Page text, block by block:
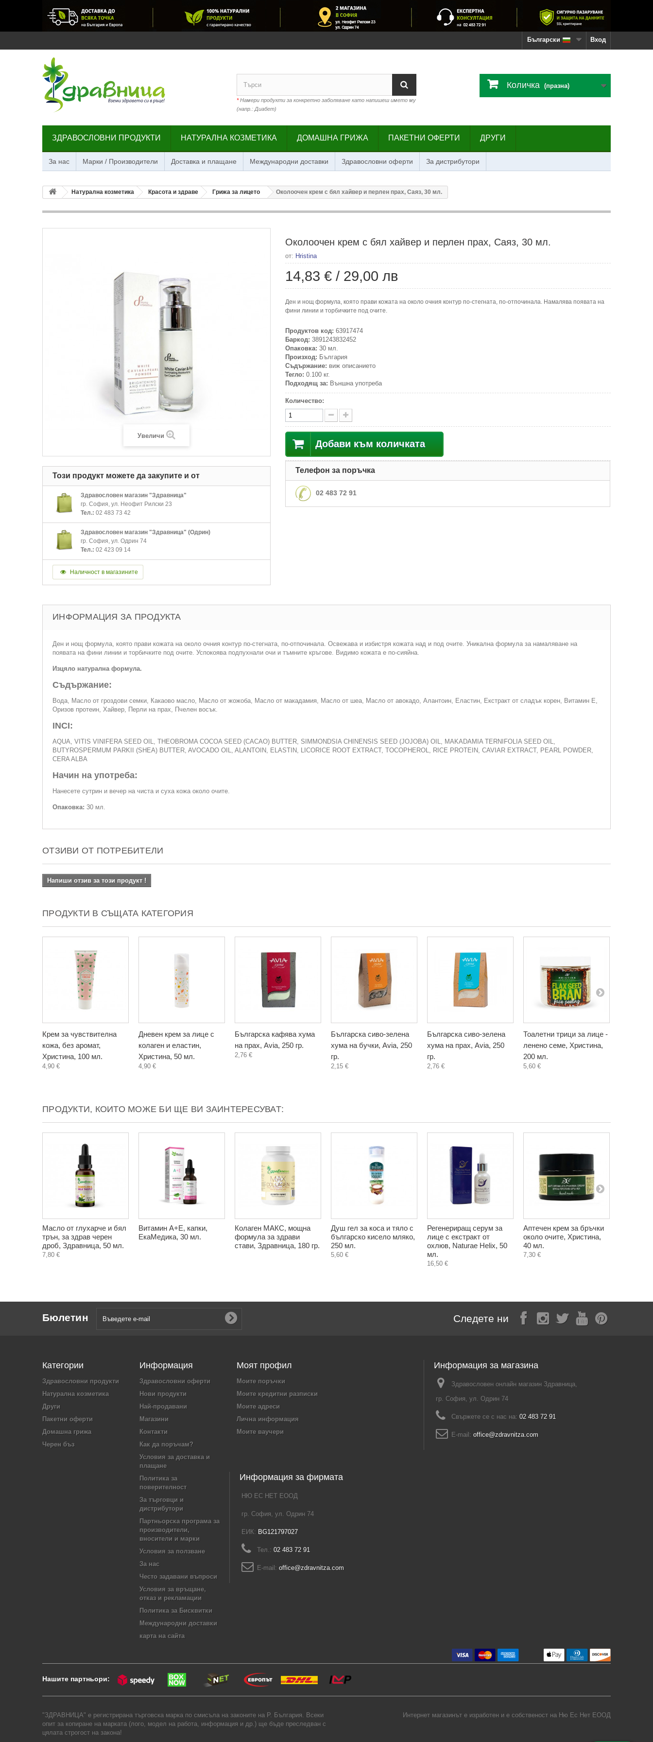
Вход
Български
*Намери продукти за конкретно заболяване като напишеш името му
(напр.: Диабет)
Количка (празна)
ЗДРАВОСЛОВНИ ПРОДУКТИ НАТУРАЛНА КОЗМЕТИКА ДОМАШНА ГРИЖА ПАКЕТНИ ОФЕРТИ ДРУГИ
За нас Марки / Производители Доставка и плащане Международни доставки Здравословни оферти За дистрибутори
Натурална козметика Красота и здраве Грижа за лицето Околоочен крем с бял хайвер и перлен прах, Саяз, 30 мл.
Увеличи
Този продукт можете да закупите и от
Здравословен магазин "Здравница"
гр. София, ул. Неофит Рилски 23
Тел.: 02 483 73 42
Здравословен магазин "Здравница" (Одрин)
гр. София, ул. Одрин 74
Тел.: 02 423 09 14
Наличност в магазините
Околоочен крем с бял хайвер и перлен прах, Саяз, 30 мл.
от: Hristina
14,83 € / 29,00 лв
Ден и нощ формула, която прави кожата на около очния контур по-стегната, по-отпочинала. Намалява появата на
фини линии и торбичките под очите.
Продуктов код: 63917474
Баркод: 3891243832452
Опаковка: 30 мл.
Произход: България
Съдържание: виж описанието
Тегло: 0.100 кг.
Подходящ за: Външна употреба
Количество:
Добави към количката
Телефон за поръчка
02 483 72 91
ИНФОРМАЦИЯ ЗА ПРОДУКТА
Ден и нощ формула, която прави кожата на около очния контур по-стегната, по-отпочинала. Освежава и избистря кожата над и под очите. Уникална формула за намаляване на
появата на фини линии и торбичките под очите. Успокоява подпухнали очи и тъмните кръгове. Видимо кожата е по-сияйна.
Изцяло натурална формула.
Съдържание:
Вода, Масло от гроздови семки, Какаово масло, Масло от жожоба, Масло от макадамия, Масло от шеа, Масло от авокадо, Алантоин, Еластин, Екстракт от сладък корен, Витамин Е,
Оризов протеин, Хайвер, Перли на прах, Пчелен восък.
INCI:
AQUA, VITIS VINIFERA SEED OIL, THEOBROMA COCOA SEED (CACAO) BUTTER, SIMMONDSIA CHINENSIS SEED (JOJOBA) OIL, MAKADAMIA TERNIFOLIA SEED OIL,
BUTYROSPERMUM PARKII (SHEA) BUTTER, AVOCADO OIL, ALANTOIN, ELASTIN, LICORICE ROOT EXTRACT, TOCOPHEROL, RICE PROTEIN, CAVIAR EXTRACT, PEARL POWDER,
CERA ALBA
Начин на употреба:
Нанесете сутрин и вечер на чиста и суха кожа около очите.
Опаковка: 30 мл.
ОТЗИВИ ОТ ПОТРЕБИТЕЛИ
Напиши отзив за този продукт !
ПРОДУКТИ В СЪЩАТА КАТЕГОРИЯ
Крем за чувствителна
кожа, без аромат,
Христина, 100 мл.
4,90 €
Дневен крем за лице с
колаген и еластин,
Христина, 50 мл.
4,90 €
Българска кафява хума
на прах, Avia, 250 гр.
2,76 €
Българска сиво-зелена
хума на бучки, Avia, 250
гр.
2,15 €
Българска сиво-зелена
хума на прах, Avia, 250
гр.
2,76 €
Тоалетни трици за лице -
ленено семе, Христина,
200 мл.
5,60 €
ПРОДУКТИ, КОИТО МОЖЕ БИ ЩЕ ВИ ЗАИНТЕРЕСУВАТ:
Масло от глухарче и бял
трън, за здрав черен
дроб, Здравница, 50 мл.
7,80 €
Витамин А+Е, капки,
ЕкаМедика, 30 мл.
Колаген МАКС, мощна
формула за здрави
стави, Здравница, 180 гр.
Душ гел за коса и тяло с
българско кисело мляко,
250 мл.
5,60 €
Регенериращ серум за
лице с екстракт от
охлюв, Naturae Helix, 50
мл.
16,50 €
Аптечен крем за бръчки
около очите, Христина,
40 мл.
7,30 €
Бюлетин Следете ни
Категории
Здравословни продукти
Натурална козметика
Други
Пакетни оферти
Домашна грижа
Черен бъз
Информация
Здравословни оферти
Нови продукти
Най-продавани
Магазини
Контакти
Как да поръчам?
Условия за доставка и
плащане
Политика за
поверителност
За търговци и
дистрибутори
Партньорска програма за
производители,
вносители и марки
Условия за ползване
За нас
Често задавани въпроси
Условия за връщане,
отказ и рекламации
Политика за Бисквитки
Международни доставки
карта на сайта
Моят профил
Моите поръчки
Моите кредитни разписки
Моите адреси
Лична информация
Моите ваучери
Информация за магазина
Здравословен онлайн магазин Здравница,
гр. София, ул. Одрин 74
Свържете се с нас на: 02 483 72 91
E-mail: office@zdravnitza.com
Информация за фирмата
НЮ ЕС НЕТ ЕООД
гр. София, ул. Одрин 74
ЕИК: BG121797027
Тел.: 02 483 72 91
E-mail: office@zdravnitza.com
Нашите партньори:
"ЗДРАВНИЦА" е регистрирана търговска марка по смисъла на законите на Р. България. Всеки
опит за копиране на марката (лого, модел на работа, информация и др.) ще бъде преследван с
цялата строгост на закона!
Интернет магазинът е изработен и е собственост на Ню Ес Нет ЕООД